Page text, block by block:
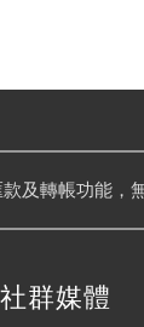
及轉帳功能
社群媒體